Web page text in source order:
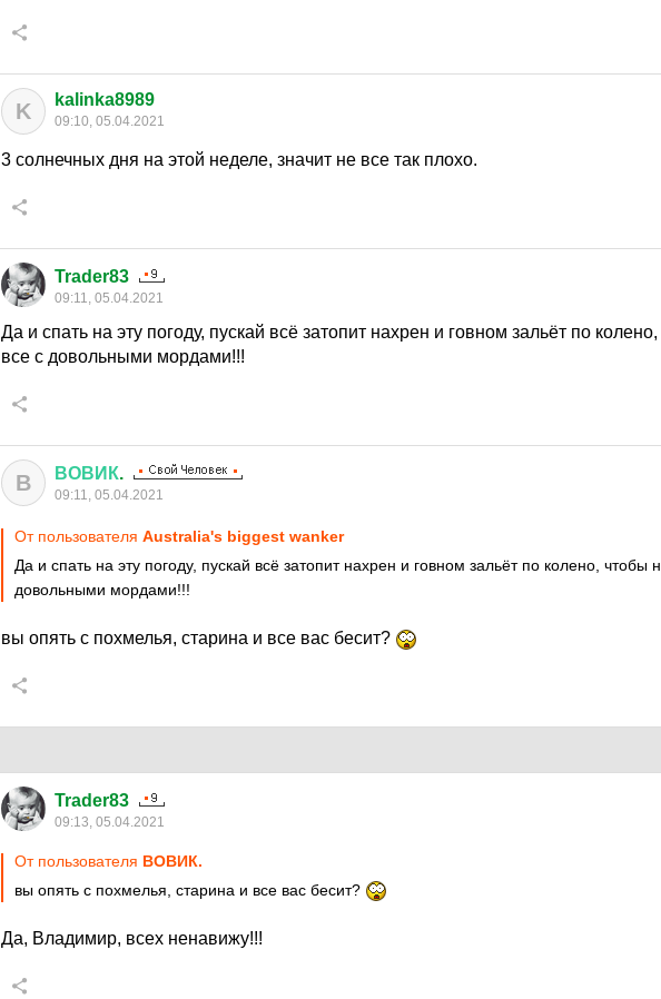
K kalinka8989
09:10, 05.04.2021
3 солнечных дня на этой неделе, значит не все так плохо.
Trader83
09:11, 05.04.2021
Да и спать на эту погоду, пускай всё затопит нахрен и говном зальёт по
все с довольными мордами!!!
В ВОВИК.
09:11, 05.04.2021
От пользователя Australia's biggest wanker
Да и спать на эту погоду, пускай всё затопит нахрен и говном зальёт по колено, чтобы
довольными мордами!!!
вы опять с похмелья, старина и все вас бесит?
Trader83
09:13, 05.04.2021
От пользователя ВОВИК.
вы опять с похмелья, старина и все вас бесит?
Да, Владимир, всех ненавижу!!!